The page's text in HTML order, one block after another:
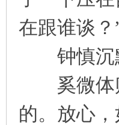
在跟谁谈？
钟慎沉默
奚微体贴
的。放心